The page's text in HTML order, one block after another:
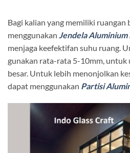
Bagi kalian yang memiliki ruangan
menggunakan Jendela Aluminium
menjaga keefektifan suhu ruang.
gunakan rata-rata 5-10mm, untuk
besar. Untuk lebih menonjolkan
dapat menggunakan Partisi